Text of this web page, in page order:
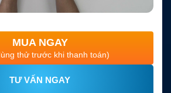
MUA NGAY
thử trước khi thanh toán)
TƯ VẤN NGAY